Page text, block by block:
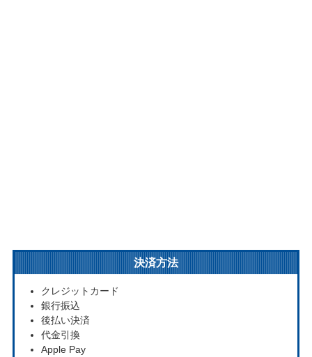
決済方法
クレジットカード
銀行振込
後払い決済
代金引換
Apple Pay